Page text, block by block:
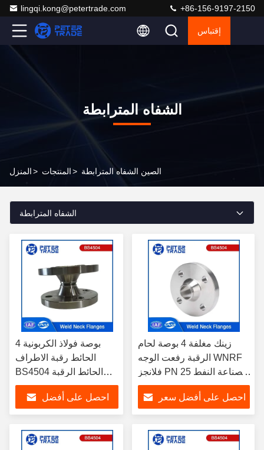
lingqi.kong@petertrade.com +86-156-9197-2150
إقتباس
الشفاه المترابطة
المنزل> المنتجات> الصين الشفاه المترابطة
الشفاه المترابطة
4 بوصة فولاذ الكربونية
الحائط رقبة الاطراف
BS4504 الحائط الرقبة
رفعت الوجه WNRF
الاطراف PN 25 رمز 111
لصناعة النفط والغاز
احصل على أفضل
زينك مغلفة 4 بوصة لحام
الرقبة رفعت الوجه WNRF
فلانجز PN 25 لصناعة النفط
والغاز
احصل على أفضل سعر